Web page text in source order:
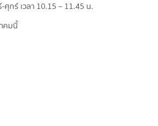
กร์ เวลา 10.15 – 11.45 น.
คมนี้